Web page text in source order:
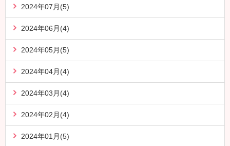
2024年07月(5)
2024年06月(4)
2024年05月(5)
2024年04月(4)
2024年03月(4)
2024年02月(4)
2024年01月(5)